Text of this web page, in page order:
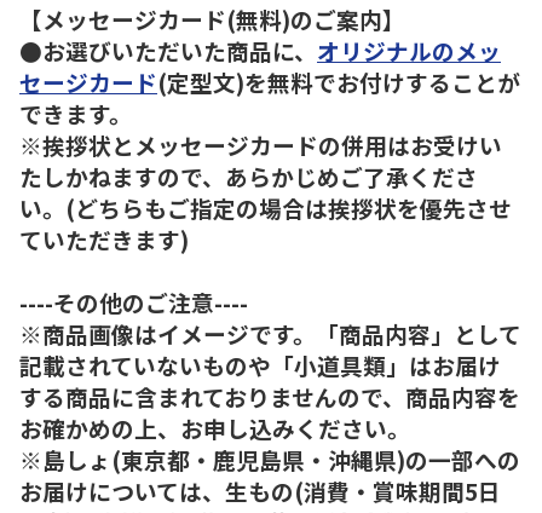
【メッセージカード(無料)のご案内】
●お選びいただいた商品に、 オリジナルのメッ
セージカード(定型文)を無料でお付けすることが
できます。
※挨拶状とメッセージカードの併用はお受けい
たしかねますので、あらかじめご了承くださ
い。(どちらもご指定の場合は挨拶状を優先させ
ていただきます)
----その他のご注意----
※商品画像はイメージです。「商品内容」として
記載されていないものや「小道具類」はお届け
する商品に含まれておりませんので、商品内容を
お確かめの上、お申し込みください。
※島しょ(東京都・鹿児島県・沖縄県)の一部への
お届けについては、生もの(消費・賞味期間5日